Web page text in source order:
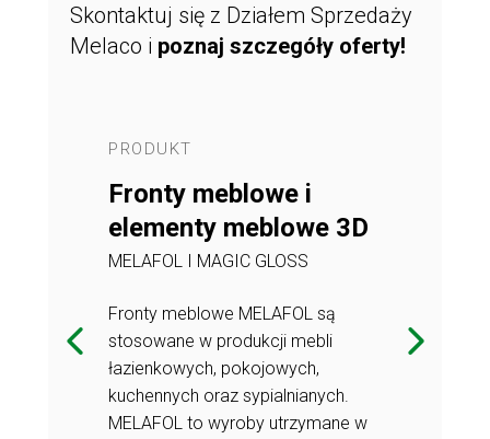
Skontaktuj się z Działem Sprzedaży
Melaco i poznaj szczegóły oferty!
jest
PRODUKT
Fronty meblowe i
elementy meblowe 3D
MELAFOL I MAGIC GLOSS
Fronty meblowe MELAFOL są
stosowane w produkcji mebli
łazienkowych, pokojowych,
kuchennych oraz sypialnianych.
MELAFOL to wyroby utrzymane w